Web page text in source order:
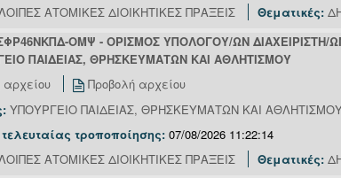
ΑΤΟΜΙΚΕΣ ΔΙΟΙΚΗΤΙΚΕΣ ΠΡΑΞΕΙΣ Θεματικές:
ΟΜΨ - ΟΡΙΣΜΟΣ ΥΠΟΛΟΓΟΥ/ΩΝ
ΠΑΙΔΕΙΑΣ, ΘΡΗΣΚΕΥΜΑΤΩΝ ΚΑΙ ΑΘΛΗΤΙΣΜΟΥ
Προβολή αρχείου
ΥΠΟΥΡΓΕΙΟ ΠΑΙΔΕΙΑΣ, ΘΡΗΣΚΕΥΜΑΤΩΝ ΚΑΙ
τροποποίησης: 07/08/2026 11:22:14
ΑΤΟΜΙΚΕΣ ΔΙΟΙΚΗΤΙΚΕΣ ΠΡΑΞΕΙΣ Θεματικές: